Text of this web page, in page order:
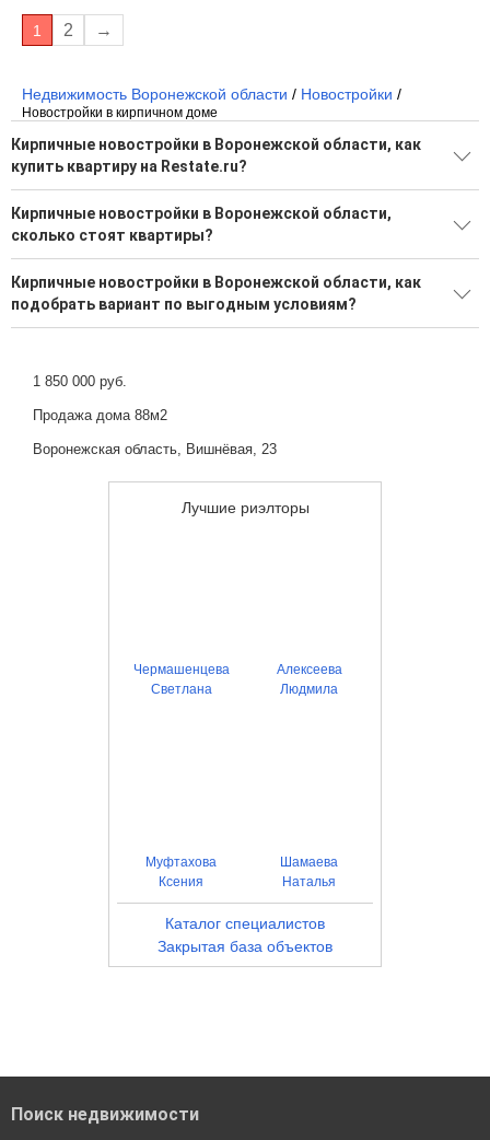
1 2 →
Недвижимость Воронежской области / Новостройки /
Новостройки в кирпичном доме
Кирпичные новостройки в Воронежской области, как
купить квартиру на Restate.ru?
Поможем подобрать квартиру в новостройке в Воронежской
области от застройщика на Restate.ru
Воспользуйтесь нашим поиском по новостройкам, для
подбора подходящего вам варианта
Кирпичные новостройки в Воронежской области,
сколько стоят квартиры?
Большой выбор вариантов в новостройках
Минимальная стоимость квартиры: 2 250 000 Р
Кирпичные новостройки в Воронежской области, как
подобрать вариант по выгодным условиям?
Выгодные ипотечные программы в банках Воронежской
области
1 850 000 руб.
Продажа дома 88м2
Воронежская область, Вишнёвая, 23
Лучшие риэлторы
Чермашенцева
Светлана
Алексеева
Людмила
Муфтахова
Ксения
Шамаева
Наталья
Каталог специалистов
Закрытая база объектов
Поиск недвижимости